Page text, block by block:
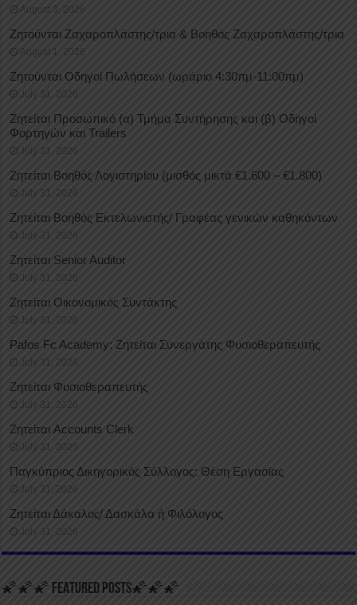
August 3, 2026
Ζητούνται Ζαχαροπλάστης/τρια & Βοηθός Ζαχαροπλάστης/τρια
August 1, 2026
Ζητούνται Οδηγοί Πωλήσεων (ωράριο 4:30πμ-11:00πμ)
July 31, 2026
Ζητείται Προσωπικό (α) Τμήμα Συντήρησης και (β) Οδηγοί
Φορτηγών και Trailers
July 31, 2026
Ζητείται Βοηθός Λογιστηρίου (μισθός μικτά €1.600 – €1.800)
July 31, 2026
Ζητείται Βοηθός Εκτελωνιστής/ Γραφέας γενικών καθηκόντων
July 31, 2026
Ζητείται Senior Auditor
July 31, 2026
Ζητείται Οικονομικός Συντάκτης
July 31, 2026
Pafos Fc Academy: Ζητείται Συνεργάτης Φυσιοθεραπευτής
July 31, 2026
Ζητείται Φυσιοθεραπευτής
July 31, 2026
Ζητείται Accounts Clerk
July 31, 2026
Παγκύπριος Δικηγορικός Σύλλογος: Θέση Εργασίας
July 31, 2026
Ζητείται Δάκαλος/ Δασκάλα ή Φιλόλογος
July 31, 2026
🌠🌠🌠 FEATURED POSTS🌠🌠🌠